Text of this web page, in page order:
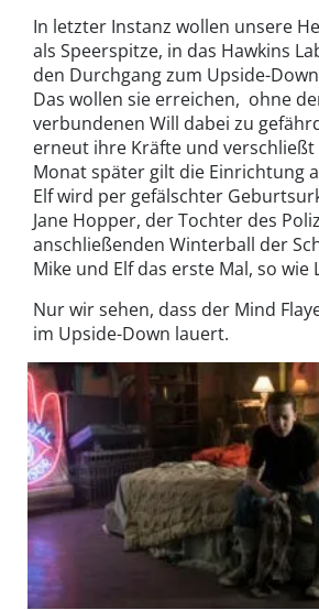
In letzter Instanz wollen unsere
als Speerspitze, in das Hawkins
den Durchgang zum Upside-
Das wollen sie erreichen, ohne
verbundenen Will dabei zu
erneut ihre Kräfte und verschließt
Monat später gilt die Einrichtung
Elf wird per gefälschter
Jane Hopper, der Tochter des
anschließenden Winterball der
Mike und Elf das erste Mal, so wie
Nur wir sehen, dass der Mind
im Upside-Down lauert.